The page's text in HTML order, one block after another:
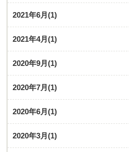
2021年6月(1)
2021年4月(1)
2020年9月(1)
2020年7月(1)
2020年6月(1)
2020年3月(1)